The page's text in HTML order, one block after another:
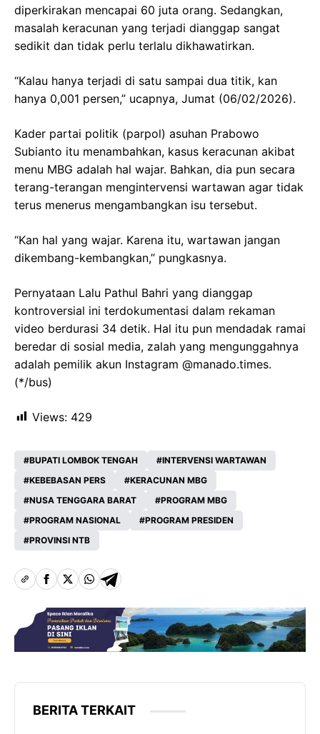
diperkirakan mencapai 60 juta orang. Sedangkan,
masalah keracunan yang terjadi dianggap sangat
sedikit dan tidak perlu terlalu dikhawatirkan.
“Kalau hanya terjadi di satu sampai dua titik, kan
hanya 0,001 persen,” ucapnya, Jumat (06/02/2026).
Kader partai politik (parpol) asuhan Prabowo
Subianto itu menambahkan, kasus keracunan akibat
menu MBG adalah hal wajar. Bahkan, dia pun secara
terang-terangan mengintervensi wartawan agar tidak
terus menerus mengambangkan isu tersebut.
“Kan hal yang wajar. Karena itu, wartawan jangan
dikembang-kembangkan,” pungkasnya.
Pernyataan Lalu Pathul Bahri yang dianggap
kontroversial ini terdokumentasi dalam rekaman
video berdurasi 34 detik. Hal itu pun mendadak ramai
beredar di sosial media, zalah yang mengunggahnya
adalah pemilik akun Instagram @manado.times.
(*/bus)
Views: 429
BUPATI LOMBOK TENGAH
INTERVENSI WARTAWAN
KEBEBASAN PERS
KERACUNAN MBG
NUSA TENGGARA BARAT
PROGRAM MBG
PROGRAM NASIONAL
PROGRAM PRESIDEN
PROVINSI NTB
BERITA TERKAIT